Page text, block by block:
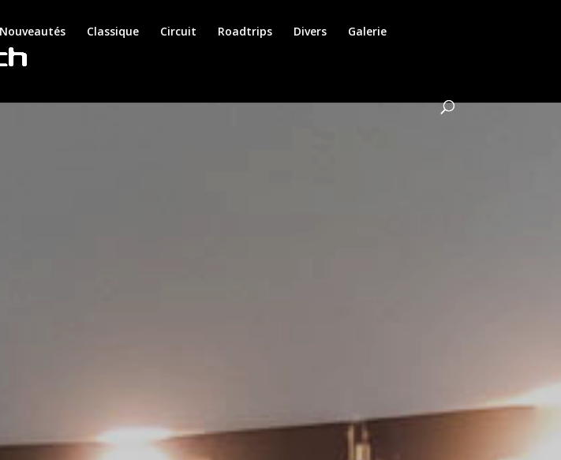
Nouveautés Classique Circuit Roadtrips Divers Galerie